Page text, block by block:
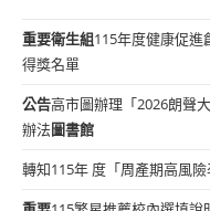
重要衛生組115年度健康促
得獎名單
公告高市圖辦理「2026朗聲
辦法圖書館
轉知115年 度「周產期高風險